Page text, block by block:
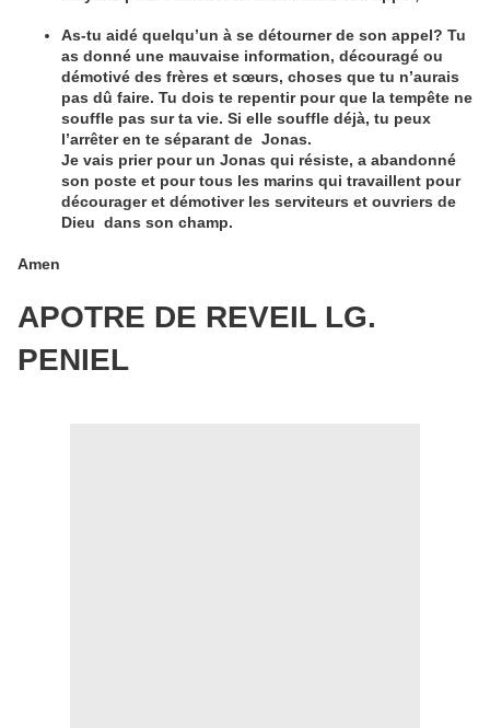
As-tu aidé quelqu’un à se détourner de son appel? Tu
as donné une mauvaise information, découragé ou
démotivé des frères et sœurs, choses que tu n’aurais
pas dû faire. Tu dois te repentir pour que la tempête ne
souffle pas sur ta vie. Si elle souffle déjà, tu peux
l’arrêter en te séparant de Jonas.
Je vais prier pour un Jonas qui résiste, a abandonné
son poste et pour tous les marins qui travaillent pour
décourager et démotiver les serviteurs et ouvriers de
Dieu dans son champ.
Amen
APOTRE DE REVEIL LG.
PENIEL